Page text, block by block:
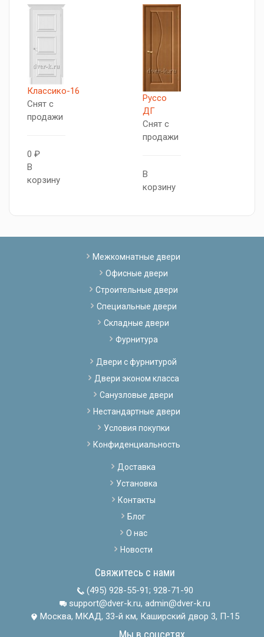
Классико-16
Снят с
продажи
0 ₽
В
корзину
Руссо
ДГ
Снят с
продажи
В
корзину
Межкомнатные двери
Офисные двери
Строительные двери
Специальные двери
Складные двери
Фурнитура
Двери с фурнитурой
Двери эконом класса
Санузловые двери
Нестандартные двери
Условия покупки
Конфиденциальность
Доставка
Установка
Контакты
Блог
О нас
Новости
Свяжитесь с нами
(495) 928-55-91; 928-71-90
support@dver-k.ru, admin@dver-k.ru
Москва, МКАД, 33-й км, Каширский двор 3, П-15
Мы в соцсетях